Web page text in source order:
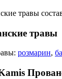
травы
травы
розмарин,